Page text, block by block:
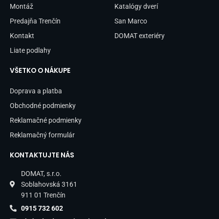
-
Montáž
Predajňa Trenčín
Kontakt
Liate podlahy
Katalógy dverí
San Marco
DOMAT exteriéry
VŠETKO O NÁKUPE
Doprava a platba
Obchodné podmienky
Reklamačné podmienky
Reklamačný formulár
KONTAKTUJTE NÁS
DOMAT, s.r.o.
Soblahovská 3161
911 01 Trenčín
0915 732 602